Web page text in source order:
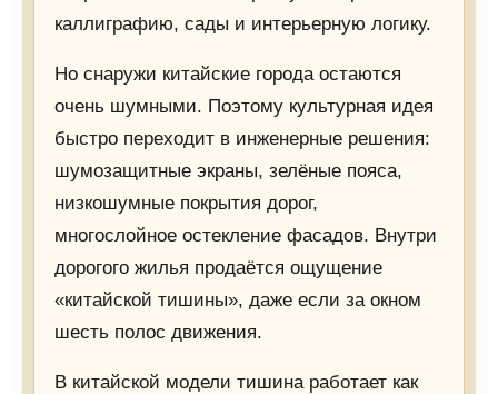
каллиграфию, сады и интерьерную логику.
Но снаружи китайские города остаются
очень шумными. Поэтому культурная идея
быстро переходит в инженерные решения:
шумозащитные экраны, зелёные пояса,
низкошумные покрытия дорог,
многослойное остекление фасадов. Внутри
дорогого жилья продаётся ощущение
«китайской тишины», даже если за окном
шесть полос движения.
В китайской модели тишина работает как